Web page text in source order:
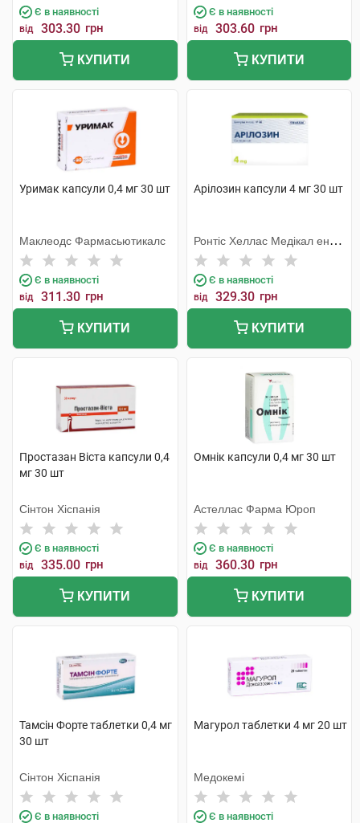
Є в наявності
від 303.30 грн
КУПИТИ
Є в наявності
від 303.60 грн
КУПИТИ
Уримак капсули 0,4 мг 30 шт
Маклеодс Фармасьютикалс
Є в наявності
від 311.30 грн
КУПИТИ
Арілозин капсули 4 мг 30 шт
Ронтіс Хеллас Медікал енд
Фармасьютікал Продактс
С.А.
Є в наявності
від 329.30 грн
КУПИТИ
Простазан Віста капсули 0,4
мг 30 шт
Сінтон Хіспанія
Є в наявності
від 335.00 грн
КУПИТИ
Омнік капсули 0,4 мг 30 шт
Астеллас Фарма Юроп
Є в наявності
від 360.30 грн
КУПИТИ
Тамсін Форте таблетки 0,4 мг
30 шт
Сінтон Хіспанія
Є в наявності
Магурол таблетки 4 мг 20 шт
Медокемі
Є в наявності